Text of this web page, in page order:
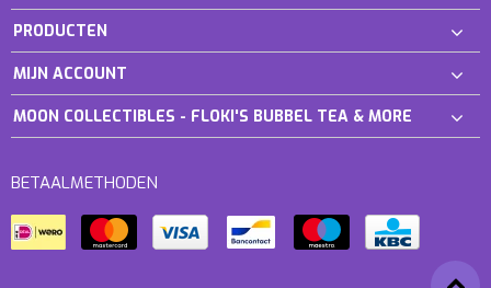
PRODUCTEN
MIJN ACCOUNT
MOON COLLECTIBLES - FLOKI'S BUBBEL TEA & MORE
BETAALMETHODEN